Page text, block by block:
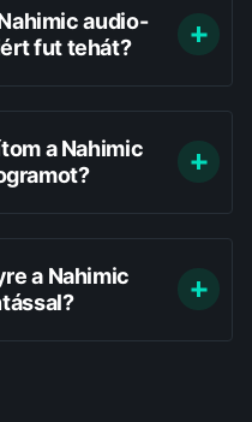
audio-
fut tehát?
a Nahimic
a Nahimic